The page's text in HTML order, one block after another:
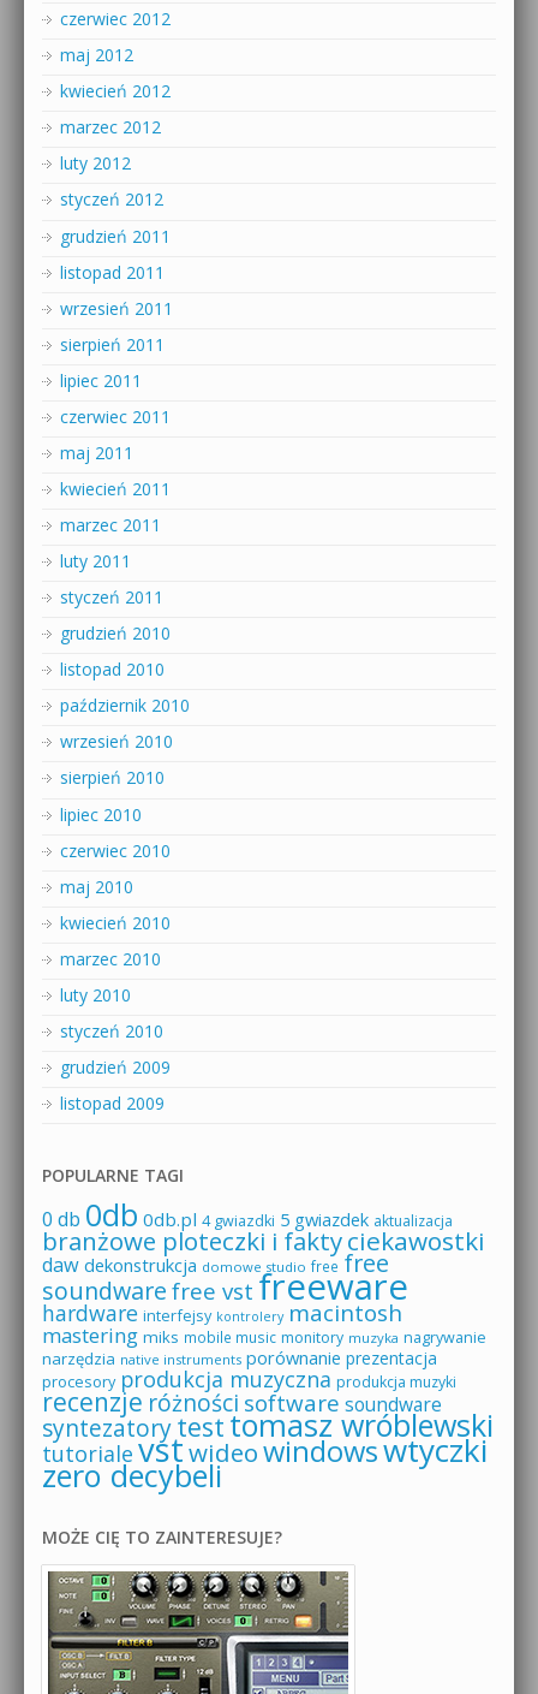
czerwiec 2012
maj 2012
kwiecień 2012
marzec 2012
luty 2012
styczeń 2012
grudzień 2011
listopad 2011
wrzesień 2011
sierpień 2011
lipiec 2011
czerwiec 2011
maj 2011
kwiecień 2011
marzec 2011
luty 2011
styczeń 2011
grudzień 2010
listopad 2010
październik 2010
wrzesień 2010
sierpień 2010
lipiec 2010
czerwiec 2010
maj 2010
kwiecień 2010
marzec 2010
luty 2010
styczeń 2010
grudzień 2009
listopad 2009
POPULARNE TAGI
0 db 0db 0db.pl 4 gwiazdki 5 gwiazdek aktualizacja
branżowe ploteczki i faktyciekawostki
daw dekonstrukcja domowe studio free free
soundware free vst freeware
hardware interfejsy kontrolery macintosh
mastering miks mobile music monitory muzyka nagrywanie
narzędzia native instruments porównanie prezentacja
procesory produkcja muzyczna produkcja muzyki
recenzje różności software soundware
syntezatorytesttomasz wróblewski
tutoriale vstwideowindowswtyczki
zero decybeli
MOŻE CIĘ TO ZAINTERESUJE?